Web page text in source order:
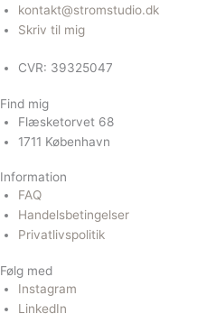
kontakt@stromstudio.dk
Skriv til mig
CVR: 39325047
Find mig
Flæsketorvet 68
1711 København
Information
FAQ
Handelsbetingelser
Privatlivspolitik
Følg med
Instagram
LinkedIn